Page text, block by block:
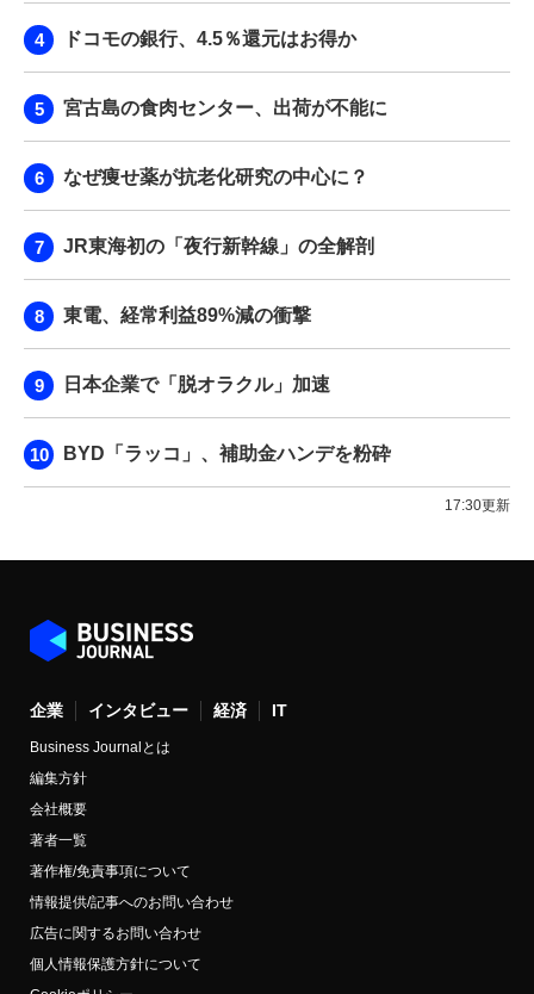
ドコモの銀行、4.5％還元はお得か
宮古島の食肉センター、出荷が不能に
なぜ痩せ薬が抗老化研究の中心に？
JR東海初の「夜行新幹線」の全解剖
東電、経常利益89%減の衝撃
日本企業で「脱オラクル」加速
BYD「ラッコ」、補助金ハンデを粉砕
17:30更新
企業 インタビュー 経済 IT
Business Journalとは
編集方針
会社概要
著者一覧
著作権/免責事項について
情報提供/記事へのお問い合わせ
広告に関するお問い合わせ
個人情報保護方針について